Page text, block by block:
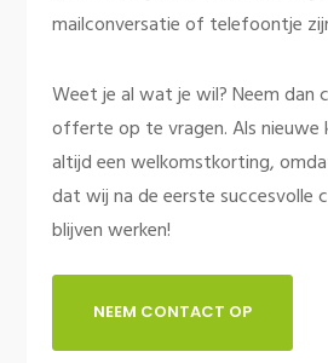
mailconversatie of telefoontje
Weet je al wat je wil? Neem dan
offerte op te vragen. Als nieuwe
altijd een welkomstkorting,
dat wij na de eerste succesvolle
blijven werken!
NEEM CONTACT OP